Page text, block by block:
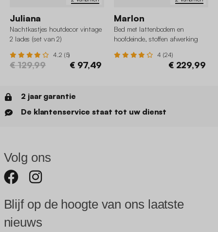
Juliana
Nachtkastjes houtdecor vintage
2 lades (set van 2)
4.2 (5)
€ 129,99 € 97,49
Marlon
Bed met lattenbodem en
hoofdeinde, stoffen afwerking
4 (24)
€ 229,99
2 jaar garantie
De klantenservice staat tot uw dienst
Volg ons
Blijf op de hoogte van ons laatste
nieuws